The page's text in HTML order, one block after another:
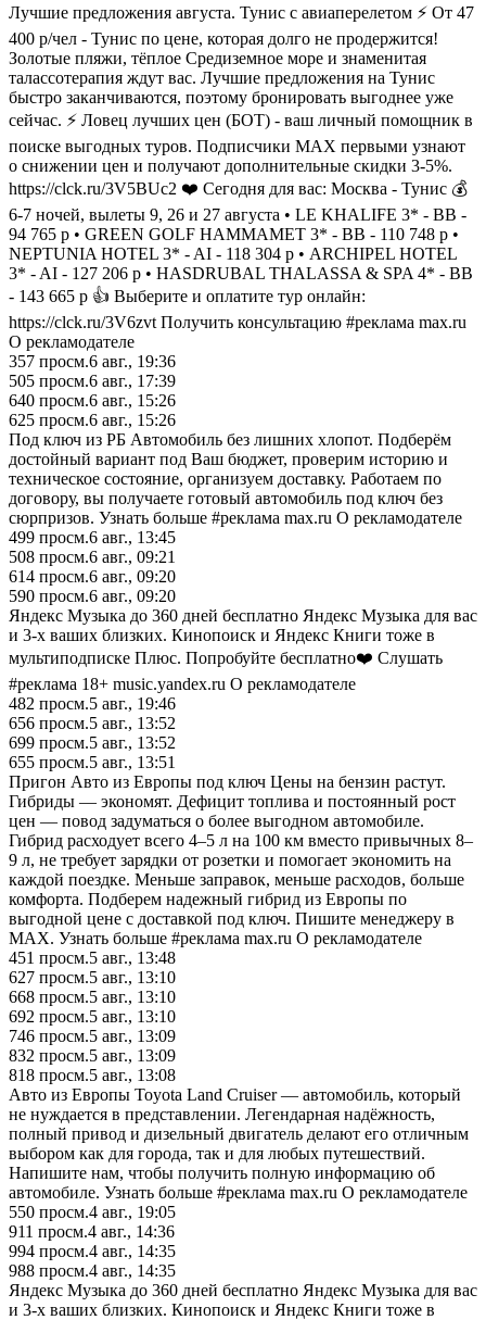
Лучшие предложения августа. Тунис с авиаперелетом ⚡ От 47
400 р/чел - Тунис по цене, которая долго не продержится!
Золотые пляжи, тёплое Средиземное море и знаменитая
талассотерапия ждут вас. Лучшие предложения на Тунис
быстро заканчиваются, поэтому бронировать выгоднее уже
сейчас. ⚡ Ловец лучших цен (БОТ) - ваш личный помощник в
поиске выгодных туров. Подписчики MAX первыми узнают
о снижении цен и получают дополнительные скидки 3-5%.
https://clck.ru/3V5BUc2 ❤️ Сегодня для вас: Москва - Тунис 💰
6-7 ночей, вылеты 9, 26 и 27 августа • LE KHALIFE 3* - BB -
94 765 р • GREEN GOLF HAMMAMET 3* - BB - 110 748 р •
NEPTUNIA HOTEL 3* - AI - 118 304 р • ARCHIPEL HOTEL
3* - AI - 127 206 р • HASDRUBAL THALASSA & SPA 4* - BB
- 143 665 р 👍 Выберите и оплатите тур онлайн:
https://clck.ru/3V6zvt Получить консультацию #реклама max.ru
О рекламодателе
357 просм.6 авг., 19:36
505 просм.6 авг., 17:39
640 просм.6 авг., 15:26
625 просм.6 авг., 15:26
Под ключ из РБ Автомобиль без лишних хлопот. Подберём
достойный вариант под Ваш бюджет, проверим историю и
техническое состояние, организуем доставку. Работаем по
договору, вы получаете готовый автомобиль под ключ без
сюрпризов. Узнать больше #реклама max.ru О рекламодателе
499 просм.6 авг., 13:45
508 просм.6 авг., 09:21
614 просм.6 авг., 09:20
590 просм.6 авг., 09:20
Яндекс Музыка до 360 дней бесплатно Яндекс Музыка для вас
и 3-х ваших близких. Кинопоиск и Яндекс Книги тоже в
мультиподписке Плюс. Попробуйте бесплатно❤️ Слушать
#реклама 18+ music.yandex.ru О рекламодателе
482 просм.5 авг., 19:46
656 просм.5 авг., 13:52
699 просм.5 авг., 13:52
655 просм.5 авг., 13:51
Пригон Авто из Европы под ключ Цены на бензин растут.
Гибриды — экономят. Дефицит топлива и постоянный рост
цен — повод задуматься о более выгодном автомобиле.
Гибрид расходует всего 4–5 л на 100 км вместо привычных 8–
9 л, не требует зарядки от розетки и помогает экономить на
каждой поездке. Меньше заправок, меньше расходов, больше
комфорта. Подберем надежный гибрид из Европы по
выгодной цене с доставкой под ключ. Пишите менеджеру в
MAX. Узнать больше #реклама max.ru О рекламодателе
451 просм.5 авг., 13:48
627 просм.5 авг., 13:10
668 просм.5 авг., 13:10
692 просм.5 авг., 13:10
746 просм.5 авг., 13:09
832 просм.5 авг., 13:09
818 просм.5 авг., 13:08
Авто из Европы Toyota Land Cruiser — автомобиль, который
не нуждается в представлении. Легендарная надёжность,
полный привод и дизельный двигатель делают его отличным
выбором как для города, так и для любых путешествий.
Напишите нам, чтобы получить полную информацию об
автомобиле. Узнать больше #реклама max.ru О рекламодателе
550 просм.4 авг., 19:05
911 просм.4 авг., 14:36
994 просм.4 авг., 14:35
988 просм.4 авг., 14:35
Яндекс Музыка до 360 дней бесплатно Яндекс Музыка для вас
и 3-х ваших близких. Кинопоиск и Яндекс Книги тоже в